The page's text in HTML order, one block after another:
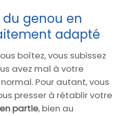
du genou en
adapté
boîtez, vous subissez
avez mal à votre
Pour autant, vous
presser à rétablir votre
partie, bien au